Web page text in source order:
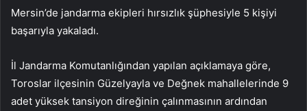
Mersin’de jandarma ekipleri hırsızlık şüphesiyle 5 kişiyi
başarıyla yakaladı.
İl Jandarma Komutanlığından yapılan açıklamaya göre,
Toroslar ilçesinin Güzelyayla ve Değnek mahallelerinde 9
adet yüksek tansiyon direğinin çalınmasının ardından